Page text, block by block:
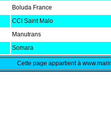
Boluda France
CCI Saint Malo
Manutrans
Somara
Cette page appartient à